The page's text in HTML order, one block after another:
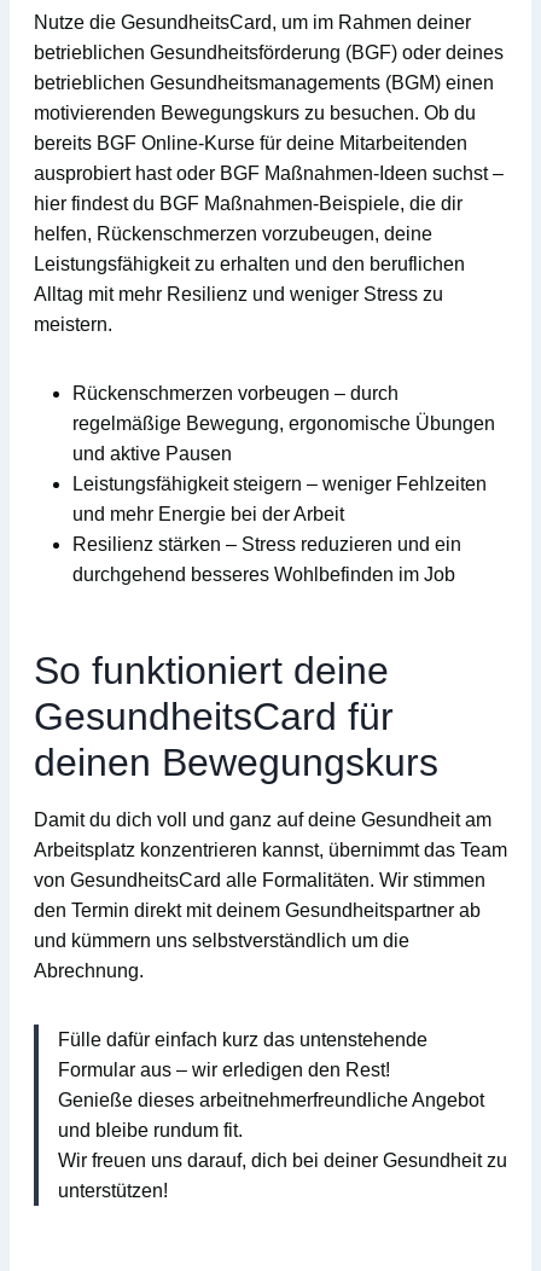
Nutze die GesundheitsCard, um im Rahmen deiner
betrieblichen Gesundheitsförderung (BGF) oder deines
betrieblichen Gesundheitsmanagements (BGM) einen
motivierenden Bewegungskurs zu besuchen. Ob du
bereits BGF Online-Kurse für deine Mitarbeitenden
ausprobiert hast oder BGF Maßnahmen-Ideen suchst –
hier findest du BGF Maßnahmen-Beispiele, die dir
helfen, Rückenschmerzen vorzubeugen, deine
Leistungsfähigkeitzu erhalten und den beruflichen
Alltag mit mehr Resilienz und weniger Stress zu
meistern.
Rückenschmerzen vorbeugen – durch
regelmäßige Bewegung, ergonomische Übungen
und aktive Pausen
Leistungsfähigkeit steigern – weniger Fehlzeiten
und mehr Energie bei der Arbeit
Resilienz stärken – Stress reduzieren und ein
durchgehend besseres Wohlbefinden im Job
So funktioniert deine
GesundheitsCard für
deinen Bewegungskurs
Damit du dich voll und ganz auf deine Gesundheit am
Arbeitsplatz konzentrieren kannst, übernimmt das Team
von GesundheitsCard alle Formalitäten. Wir stimmen
den Termin direkt mit deinem Gesundheitspartner ab
und kümmern uns selbstverständlich um die
Abrechnung.
Fülle dafür einfach kurz das untenstehende
Formular aus – wir erledigen den Rest!
Genieße dieses arbeitnehmerfreundliche Angebot
und bleibe rundum fit.
Wir freuen uns darauf, dich bei deiner Gesundheit zu
unterstützen!